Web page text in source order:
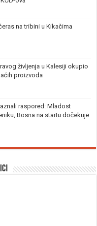
na tribini u Kikačima
življenja u Kalesiji okupio
proizvoda
raspored: Mladost
Bosna na startu dočekuje